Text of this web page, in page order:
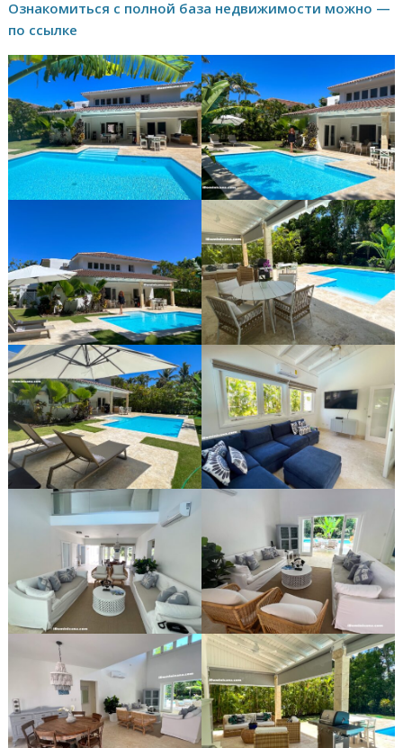
Ознакомиться с полной база недвижимости можно —
по ссылке